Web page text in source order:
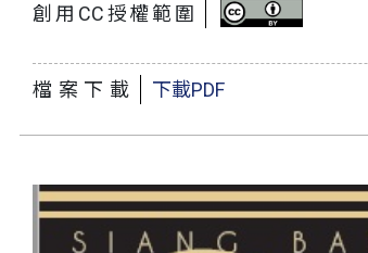
創用CC授權範圍
檔案下載 下載PDF